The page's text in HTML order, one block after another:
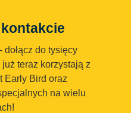
dołącz do tysięcy
teraz korzystają z
Early Bird oraz
na wielu